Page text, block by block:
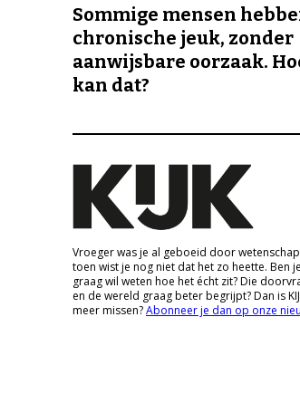
Sommige mensen
chronische jeuk, zonder
aanwijsbare oorzaak.
kan dat?
Vroeger was je al geboeid door
toen wist je nog niet dat het zo heette. Ben
graag wil weten hoe het écht zit? Die
en de wereld graag beter begrijpt? Dan is
meer missen?Abonneer je dan op onze